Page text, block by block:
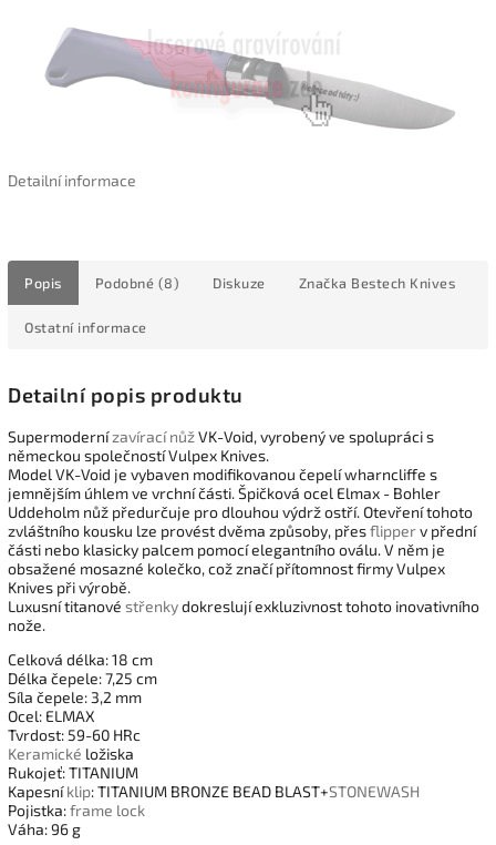
Detailní informace
Popis Podobné (8) Diskuze Značka Bestech Knives
Ostatní informace
Detailní popis produktu
Supermodernízavírací nůžVK-Void, vyrobený ve spolupráci s
německou společností Vulpex Knives.
Model VK-Void je vybaven modifikovanou čepelí wharncliffe s
jemnějším úhlem ve vrchní části. Špičková ocel Elmax - Bohler
Uddeholm nůž předurčuje pro dlouhou výdrž ostří. Otevření tohoto
zvláštního kousku lze provést dvěma způsoby, přesflipperv přední
části nebo klasicky palcem pomocí elegantního oválu. V něm je
obsažené mosazné kolečko, což značí přítomnost firmy Vulpex
Knives při výrobě.
Luxusní titanové střenkydokreslují exkluzivnost tohoto inovativního
nože.
Celková délka: 18 cm
Délka čepele: 7,25 cm
Síla čepele: 3,2 mm
Ocel: ELMAX
Tvrdost: 59-60 HRc
Keramické ložiska
Rukojeť: TITANIUM
Kapesníklip: TITANIUM BRONZE BEAD BLAST+STONEWASH
Pojistka:frame lock
Váha: 96 g